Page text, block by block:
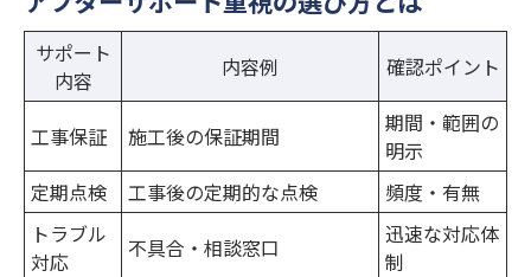
サポート
内容
内容例 確認ポイント
工事保証 施工後の保証期間
期間・範囲の
明示
定期点検
工事後の定期的な点検
頻度・有無
トラブル
対応
不具合・相談窓口
迅速な対応体
制